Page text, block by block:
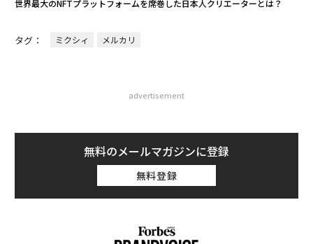
世界最大のNFTプラットフォームを席巻した日本人クリエーターとは？
タグ： ミクシィ メルカリ
advertisement
無料のメールマガジンに登録
無料登録